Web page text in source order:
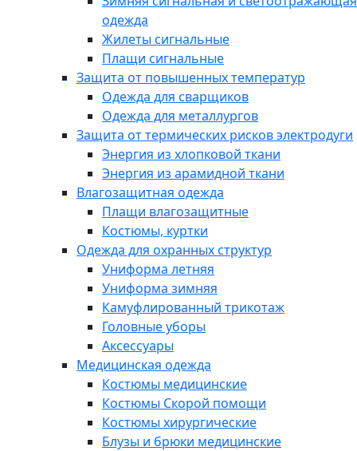
одежда
Жилеты сигнальные
Плащи сигнальные
Защита от повышенных температур
Одежда для сварщиков
Одежда для металлургов
Защита от термических рисков электродуги
Энергия из хлопковой ткани
Энергия из арамидной ткани
Влагозащитная одежда
Плащи влагозащитные
Костюмы, куртки
Одежда для охранных структур
Униформа летняя
Униформа зимняя
Камуфлированный трикотаж
Головные уборы
Аксессуары
Медицинская одежда
Костюмы медицинские
Костюмы Скорой помощи
Костюмы хирургические
Блузы и брюки медицинские